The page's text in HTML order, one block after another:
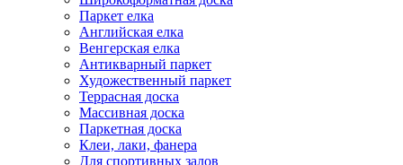
Паркет елка
Английская елка
Венгерская елка
Антикварный паркет
Художественный паркет
Террасная доска
Массивная доска
Паркетная доска
Клеи, лаки, фанера
Для спортивных залов